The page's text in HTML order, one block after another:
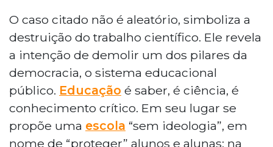
O caso citado não é aleatório, simboliza a
destruição do trabalho científico. Ele revela
a intenção de demolir um dos pilares da
democracia, o sistema educacional
público. Educação é saber, é ciência, é
conhecimento crítico. Em seu lugar se
propõe uma escola “sem ideologia”, em
nome de “proteger” alunos e alunas; na